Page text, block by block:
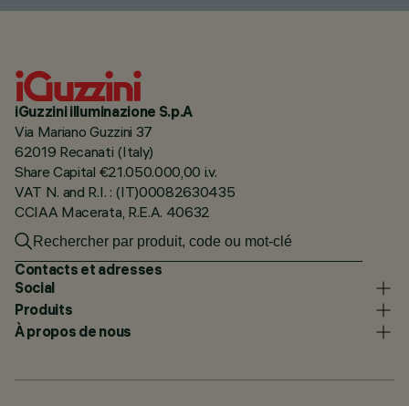
iGuzzini illuminazione S.p.A
Via Mariano Guzzini 37
62019 Recanati (Italy)
Share Capital €21.050.000,00 i.v.
VAT N. and R.I. : (IT)00082630435
CCIAA Macerata, R.E.A. 40632
Contacts et adresses
Social
Produits
À propos de nous